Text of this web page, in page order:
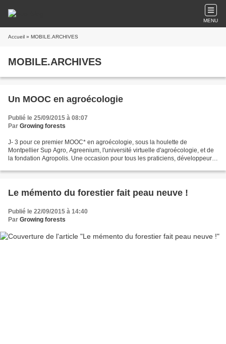
MENU
Accueil » MOBILE.ARCHIVES
MOBILE.ARCHIVES
Un MOOC en agroécologie
Publié le 25/09/2015 à 08:07
Par Growing forests
J- 3 pour ce premier MOOC* en agroécologie, sous la houlette de
Montpellier Sup Agro, Agreenium, l'université virtuelle d'agroécologie, et de
la fondation Agropolis. Une occasion pour tous les praticiens, développeurs,
Le mémento du forestier fait peau neuve !
Publié le 22/09/2015 à 14:40
Par Growing forests